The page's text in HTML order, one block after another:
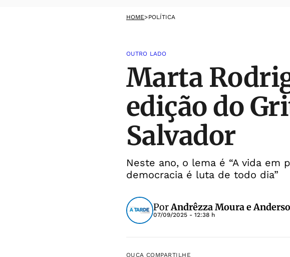
HOME>POLÍTICA
OUTRO LADO
Marta
edição do
Salvador
Neste ano, o lema é “A vida em
democracia é luta de todo dia”
PorAndrêzza Moura e
07/09/2025 - 12:38 h
OUÇA COMPARTILHE